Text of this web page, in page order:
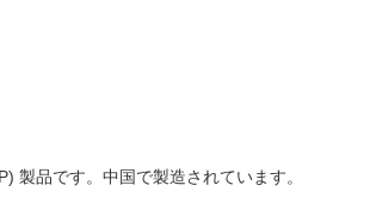
製品です。中国で製造されています。